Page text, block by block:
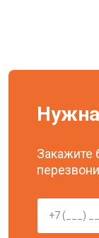
Закажите